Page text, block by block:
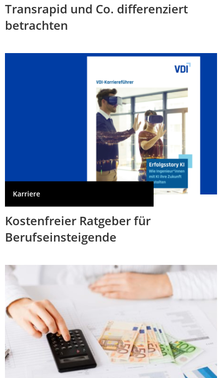
Transrapid und Co. differenziert
betrachten
Karriere
Kostenfreier Ratgeber für
Berufseinsteigende